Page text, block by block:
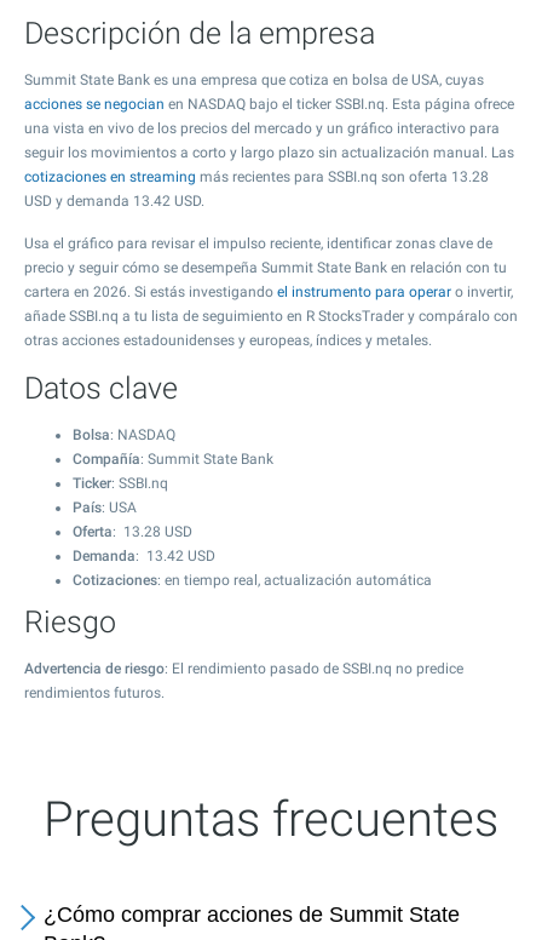
Descripción de la empresa
Summit State Bank es una empresa que cotiza en bolsa de USA, cuyas
acciones se negocian en NASDAQ bajo el ticker SSBI.nq. Esta página ofrece
una vista en vivo de los precios del mercado y un gráfico interactivo para
seguir los movimientos a corto y largo plazo sin actualización manual. Las
cotizaciones en streaming más recientes para SSBI.nq son oferta 13.28
USD y demanda 13.42 USD.
Usa el gráfico para revisar el impulso reciente, identificar zonas clave de
precio y seguir cómo se desempeña Summit State Bank en relación con tu
cartera en 2026. Si estás investigando el instrumento para operar o invertir,
añade SSBI.nq a tu lista de seguimiento en R StocksTrader y compáralo con
otras acciones estadounidenses y europeas, índices y metales.
Datos clave
Bolsa: NASDAQ
Compañía: Summit State Bank
Ticker: SSBI.nq
País: USA
Oferta: 13.28 USD
Demanda: 13.42 USD
Cotizaciones: en tiempo real, actualización automática
Riesgo
Advertencia de riesgo: El rendimiento pasado de SSBI.nq no predice
rendimientos futuros.
Preguntas frecuentes
¿Cómo comprar acciones de Summit State